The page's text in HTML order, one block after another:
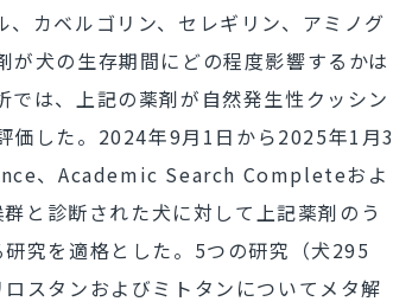
カベルゴリン、セレギリン、アミノグ
犬の生存期間にどの程度影響するかは
は、上記の薬剤が自然発生性クッシン
価した。2024年9月1日から2025年1月3
、Academic Search Completeおよ
と診断された犬に対して上記薬剤のう
究を適格とした。5つの研究（犬295
スタンおよびミトタンについてメタ解